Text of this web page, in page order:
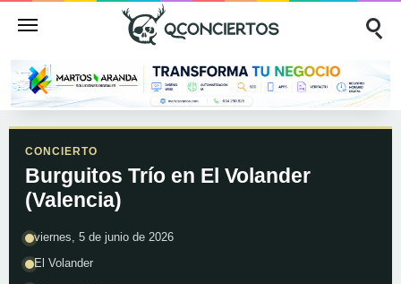
CONCIERTO
Burguitos Trío en El Volander
(Valencia)
viernes, 5 de junio de 2026
El Volander